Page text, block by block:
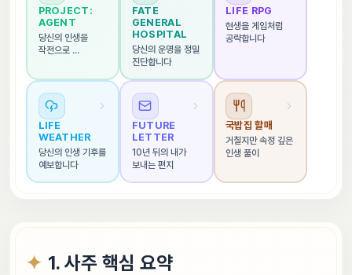
PROJECT:
AGENT
당신의 인생을
작전으로
FATE
GENERAL
HOSPITAL
당신의 운명을 정밀
진단합니다
LIFE RPG
현생을 게임처럼
공략합니다
LIFE
WEATHER
당신의 인생 기후를
예보합니다
FUTURE
LETTER
10년 뒤의 내가
보내는 편지
국밥집 할매
거칠지만 속정 깊은
인생 풀이
1. 사주 핵심 요약